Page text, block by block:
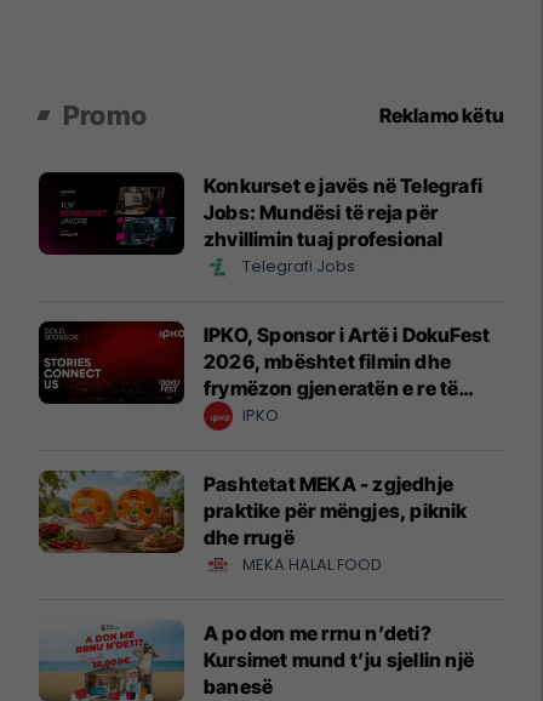
Promo Reklamo këtu
Konkurset e javës në Telegrafi
Jobs: Mundësi të reja për
zhvillimin tuaj profesional
Telegrafi Jobs
IPKO, Sponsor i Artë i DokuFest
2026, mbështet filmin dhe
frymëzon gjeneratën e re të
krijuesve
IPKO
Pashtetat MEKA - zgjedhje
praktike për mëngjes, piknik
dhe rrugë
MEKA HALAL FOOD
A po don me rrnu n’deti?
Kursimet mund t’ju sjellin një
banesë